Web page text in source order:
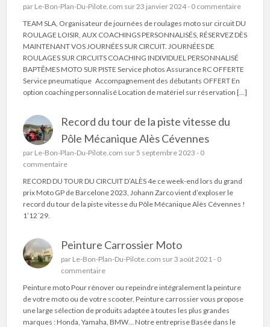
par Le-Bon-Plan-Du-Pilote.com sur 23 janvier 2024 - 0 commentaire
TEAM SLA, Organisateur de journées de roulages moto sur circuit DU
ROULAGE LOISIR, AUX COACHINGS PERSONNALISÉS, RÉSERVEZ DÈS
MAINTENANT VOS JOURNÉES SUR CIRCUIT. JOURNÉES DE
ROULAGES SUR CIRCUITS COACHING INDIVIDUEL PERSONNALISÉ
BAPTÊMES MOTO SUR PISTE Service photos Assurance RC OFFERTE
Service pneumatique Accompagnement des débutants OFFERT En
option coaching personnalisé Location de matériel sur réservation […]
Record du tour de la piste vitesse du
Pôle Mécanique Alès Cévennes
par Le-Bon-Plan-Du-Pilote.com sur 5 septembre 2023 - 0
commentaire
RECORD DU TOUR DU CIRCUIT D’ALÈS 4e ce week-end lors du grand
prix Moto GP de Barcelone 2023, Johann Zarco vient d’exploser le
record du tour de la piste vitesse du Pôle Mécanique Alès Cévennes !
1’12´29.
Peinture Carrossier Moto
par Le-Bon-Plan-Du-Pilote.com sur 3 août 2021 - 0
commentaire
Peinture moto Pour rénover ou repeindre intégralement la peinture
de votre moto ou de votre scooter, Peinture carrossier vous propose
une large sélection de produits adaptée à toutes les plus grandes
marques : Honda, Yamaha, BMW… Notre entreprise Basée dans le